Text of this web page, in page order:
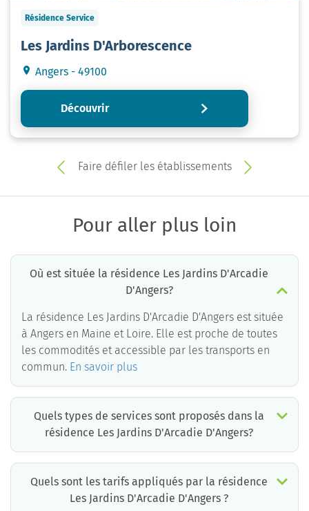
Résidence Service
Les Jardins D'Arborescence
Angers - 49100
Découvrir
Faire défiler les établissements
Pour aller plus loin
Où est située la résidence Les Jardins D'Arcadie
D'Angers?
La résidence Les Jardins D'Arcadie D'Angers est située
à Angers en Maine et Loire. Elle est proche de toutes
les commodités et accessible par les transports en
commun. En savoir plus
Quels types de services sont proposés dans la
résidence Les Jardins D'Arcadie D'Angers?
Quels sont les tarifs appliqués par la résidence
Les Jardins D'Arcadie D'Angers ?